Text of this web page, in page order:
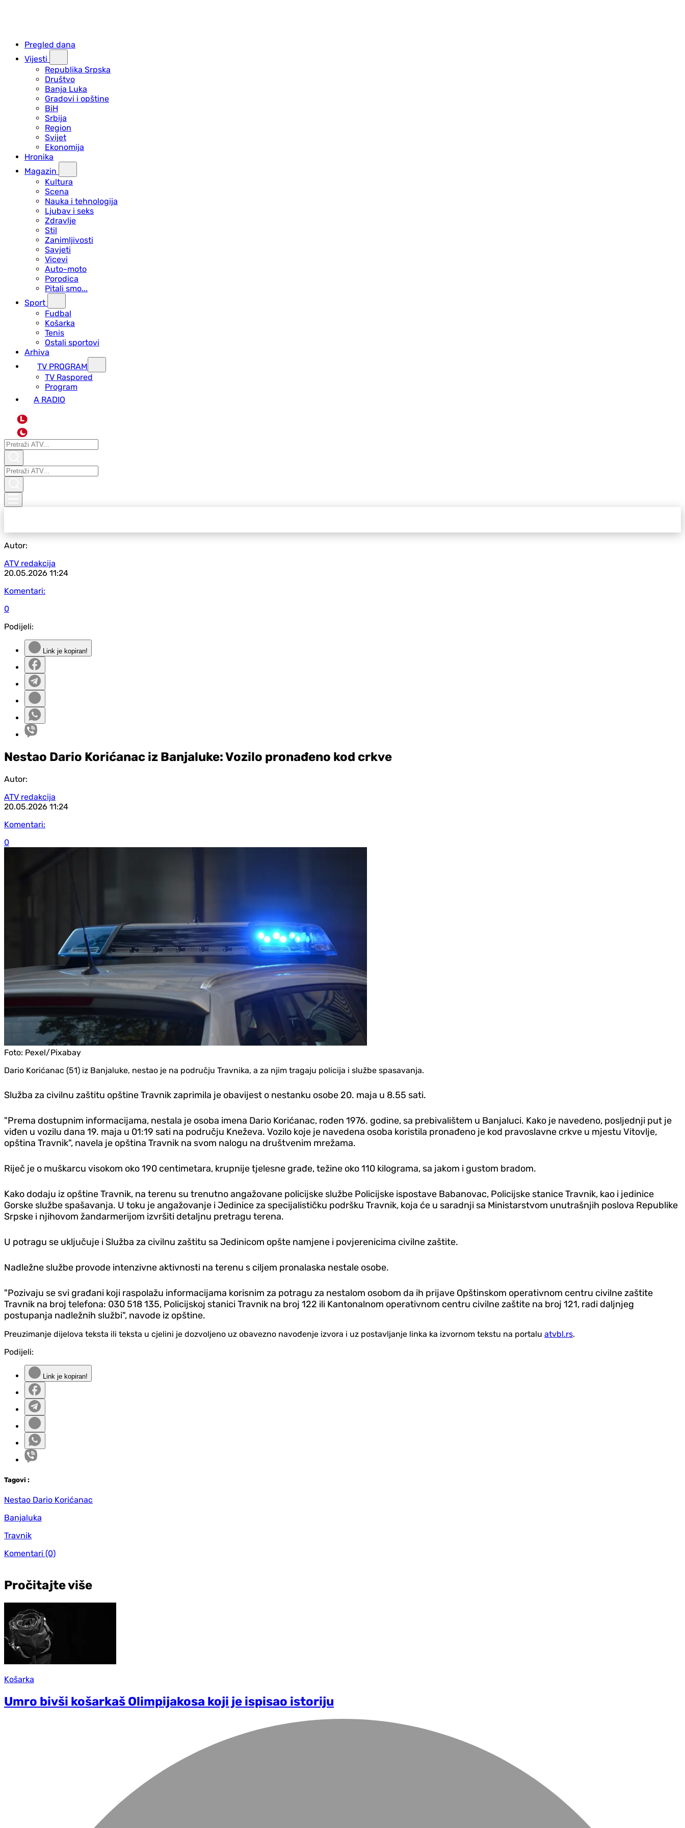
Pregled dana
Vijesti
Republika Srpska
Društvo
Banja Luka
Gradovi i opštine
BiH
Srbija
Region
Svijet
Ekonomija
Hronika
Magazin
Kultura
Scena
Nauka i tehnologija
Ljubav i seks
Zdravlje
Stil
Zanimljivosti
Savjeti
Vicevi
Auto-moto
Porodica
Pitali smo...
Sport
Fudbal
Košarka
Tenis
Ostali sportovi
Arhiva
TV PROGRAM
ТV Raspored
Program
A RADIO
L
Autor:
ATV redakcija
20.05.2026 11:24
Komentari:
0
Podijeli:
Link je kopiran!
Nestao Dario Korićanac iz Banjaluke: Vozilo pronađeno kod crkve
Autor:
ATV redakcija
20.05.2026 11:24
Komentari:
0
Foto: Pexel/Pixabay
Dario Korićanac (51) iz Banjaluke, nestao je na području Travnika, a za njim tragaju policija i službe spasavanja.
Služba za civilnu zaštitu opštine Travnik zaprimila je obavijest o nestanku osobe 20. maja u 8.55 sati.
"Prema dostupnim informacijama, nestala je osoba imena Dario Korićanac, rođen 1976. godine, sa prebivalištem u Banjaluci. Kako je navedeno, posljednji put je
viđen u vozilu dana 19. maja u 01:19 sati na području Kneževa. Vozilo koje je navedena osoba koristila pronađeno je kod pravoslavne crkve u mjestu Vitovlje,
opština Travnik", navela je opština Travnik na svom nalogu na društvenim mrežama.
Riječ je o muškarcu visokom oko 190 centimetara, krupnije tjelesne građe, težine oko 110 kilograma, sa jakom i gustom bradom.
Kako dodaju iz opštine Travnik, na terenu su trenutno angažovane policijske službe Policijske ispostave Babanovac, Policijske stanice Travnik, kao i jedinice
Gorske službe spašavanja. U toku je angažovanje i Jedinice za specijalističku podršku Travnik, koja će u saradnji sa Ministarstvom unutrašnjih poslova Republike
Srpske i njihovom žandarmerijom izvršiti detaljnu pretragu terena.
U potragu se uključuje i Služba za civilnu zaštitu sa Jedinicom opšte namjene i povjerenicima civilne zaštite.
Nadležne službe provode intenzivne aktivnosti na terenu s ciljem pronalaska nestale osobe.
"Pozivaju se svi građani koji raspolažu informacijama korisnim za potragu za nestalom osobom da ih prijave Opštinskom operativnom centru civilne zaštite
Travnik na broj telefona: 030 518 135, Policijskoj stanici Travnik na broj 122 ili Kantonalnom operativnom centru civilne zaštite na broj 121, radi daljnjeg
postupanja nadležnih službi", navode iz opštine.
Preuzimanje dijelova teksta ili teksta u cjelini je dozvoljeno uz obavezno navođenje izvora i uz postavljanje linka ka izvornom tekstu na portalu atvbl.rs.
Podijeli:
Link je kopiran!
Tagovi :
Nestao Dario Korićanac
Banjaluka
Travnik
Komentari (0)
Pročitajte više
Košarka
Umro bivši košarkaš Olimpijakosa koji je ispisao istoriju